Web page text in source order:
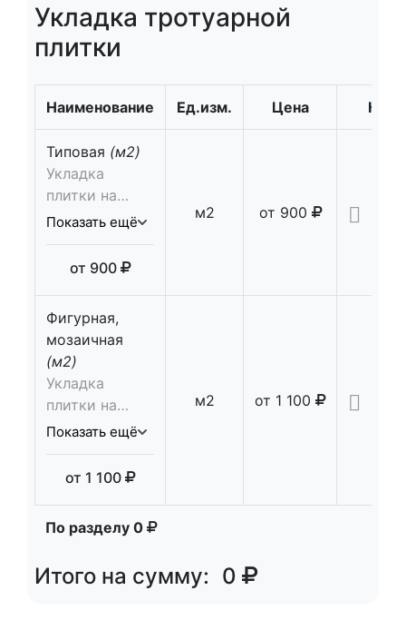
Укладка тротуарной
плитки
Наименование Ед.изм. Цена Кол-
Типовая (м2)
Укладка
плитки на
сухую смесь 5
Показать ещё
от 900
м2 от 900
Фигурная,
мозаичная
(м2)
Укладка
плитки на
сухую смесь 5
Показать ещё
от 1 100
м2 от 1 100
По разделу 0
Итого на сумму: 0